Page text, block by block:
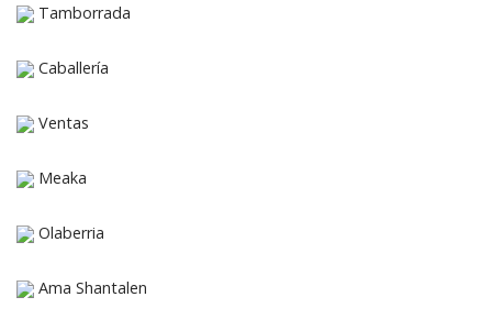
Tamborrada
Caballería
Ventas
Meaka
Olaberria
Ama Shantalen